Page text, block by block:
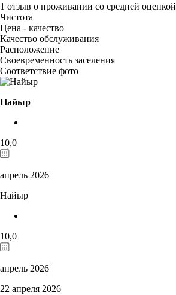
1 отзыв о проживании со средней оценкой
Чистота
Цена - качество
Качество обслуживания
Расположение
Своевременность заселения
Соответствие фото
Найыр
10,0
апрель 2026
Найыр
10,0
апрель 2026
22 апреля 2026